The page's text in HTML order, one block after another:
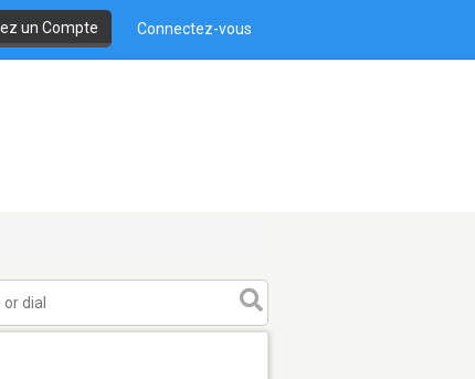
un Compte Connectez-vous